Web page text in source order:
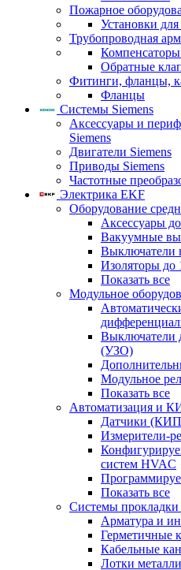
Пожарное
Установки
Трубопроводная
Обратные
Фитинги, фланцы,
Фланцы
Системы Siemens
Аксессуары и
Siemens
Двигатели Siemens
Приводы Siemens
Частотные
Электрика EKF
Оборудование
Аксессуары
Вакуумные
Выключатели
Изоляторы до
Показать все
Модульное
Выключатели
(УЗО)
Модульное
Показать все
Автоматизация и
Датчики
Измерители-
систем HVAC
Показать все
Системы прокладки
Арматура и
Герметичные
Кабельные
Лотки